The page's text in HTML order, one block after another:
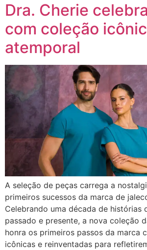
Dra. Cherie
com coleção
atemporal
A seleção de peças carrega a
primeiros sucessos da marca de
Celebrando uma década de histórias
passado e presente, a nova coleção
honra os primeiros passos da marca
icônicas e reinventadas para